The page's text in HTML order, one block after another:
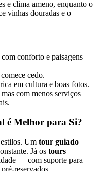
e clima ameno, enquanto o
vinhas douradas e o
conforto e paisagens
cedo.
em cultura e boas fotos.
com menos serviços
é Melhor para Si?
Um tour guiado
Já os tours
— com suporte para
reservados.